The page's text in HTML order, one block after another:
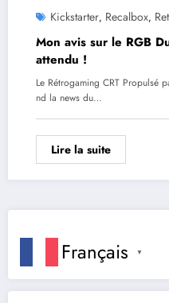
Kickstarter, Recalbox,
Mon avis sur le RGB
attendu !
Le Rétrogaming CRT Propulsé
nd la news du…
Lire la suite
Français ▼